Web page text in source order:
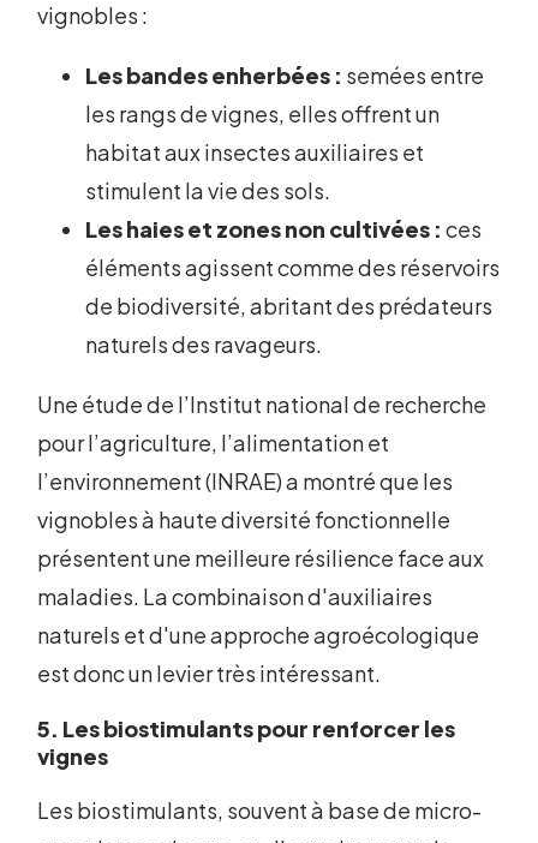
vignobles :
Les bandes enherbées : semées entre
les rangs de vignes, elles offrent un
habitat aux insectes auxiliaires et
stimulent la vie des sols.
Les haies et zones non cultivées : ces
éléments agissent comme des réservoirs
de biodiversité, abritant des prédateurs
naturels des ravageurs.
Une étude de l’Institut national de recherche
pour l’agriculture, l’alimentation et
l’environnement (INRAE) a montré que les
vignobles à haute diversité fonctionnelle
présentent une meilleure résilience face aux
maladies. La combinaison d'auxiliaires
naturels et d'une approche agroécologique
est donc un levier très intéressant.
5. Les biostimulants pour renforcer les
vignes
Les biostimulants, souvent à base de micro-